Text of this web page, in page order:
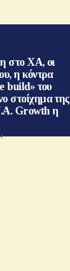
στο ΧΑ, οι
η κόντρα
build» του
στοίχημα της
Growth η